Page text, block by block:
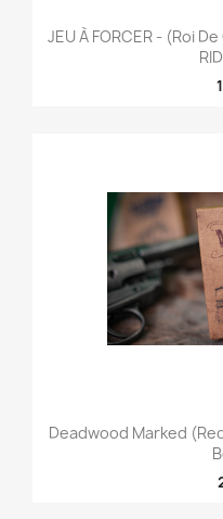
JEU À FORCER - (Roi
Deadwood Marked